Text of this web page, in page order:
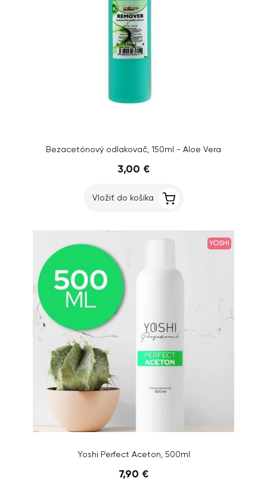
Bezacetónový odlakovač, 150ml - Aloe Vera
3,00 €
Vložiť do košíka
YOSHI
Yoshi Perfect Aceton, 500ml
7,90 €